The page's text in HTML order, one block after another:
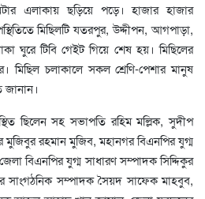
এলাকায় ছড়িয়ে পড়ে। হাজার হাজার
মিছিলটি যতরপুর, উদ্দীপন, আগপাড়া,
ঘুরে টিবি গেইট গিয়ে শেষ হয়। মিছিলের
মিছিল চলাকালে সকল শ্রেণি-পেশার মানুষ
জানান।
ছিলেন সহ সভাপতি রহিম মল্লিক, সুদীপ
মুজিবুর রহমান মুজিব, মহানগর বিএনপির যুগ্ম
বিএনপির যুগ্ম সাধারণ সম্পাদক সিদ্দিকুর
সাংগঠনিক সম্পাদক সৈয়দ সাফেক মাহবুব,